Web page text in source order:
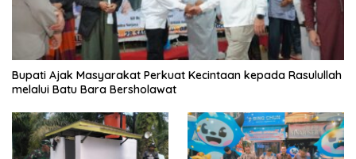
Bupati Ajak Masyarakat Perkuat Kecintaan kepada Rasulullah
melalui Batu Bara Bersholawat